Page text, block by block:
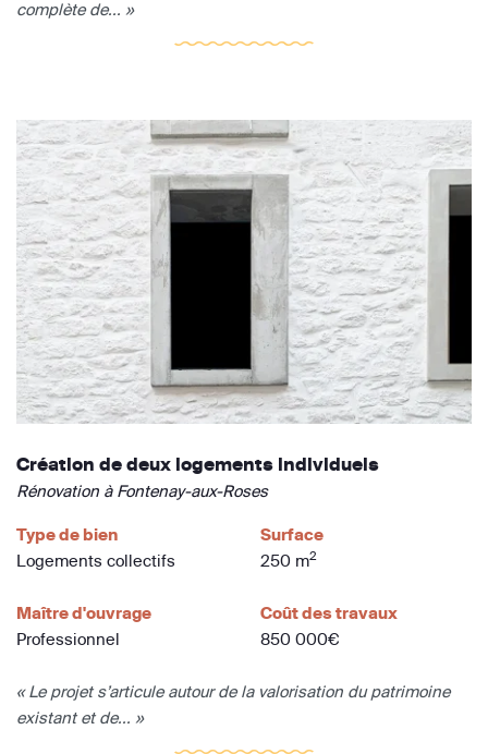
complète de... »
Création de deux logements individuels
Rénovation à Fontenay-aux-Roses
Type de bien
Logements collectifs
Surface
250 m2
Maître d'ouvrage
Professionnel
Coût des travaux
850 000€
« Le projet s’articule autour de la valorisation du patrimoine
existant et de... »